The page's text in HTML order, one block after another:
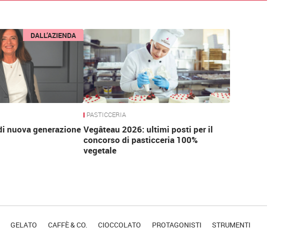
DALL’AZIENDA
nuova generazione
PASTICCERIA
Vegâteau 2026: ultimi posti per il
concorso di pasticceria 100%
vegetale
GELATO CAFFÈ & CO. CIOCCOLATO PROTAGONISTI STRUMENTI